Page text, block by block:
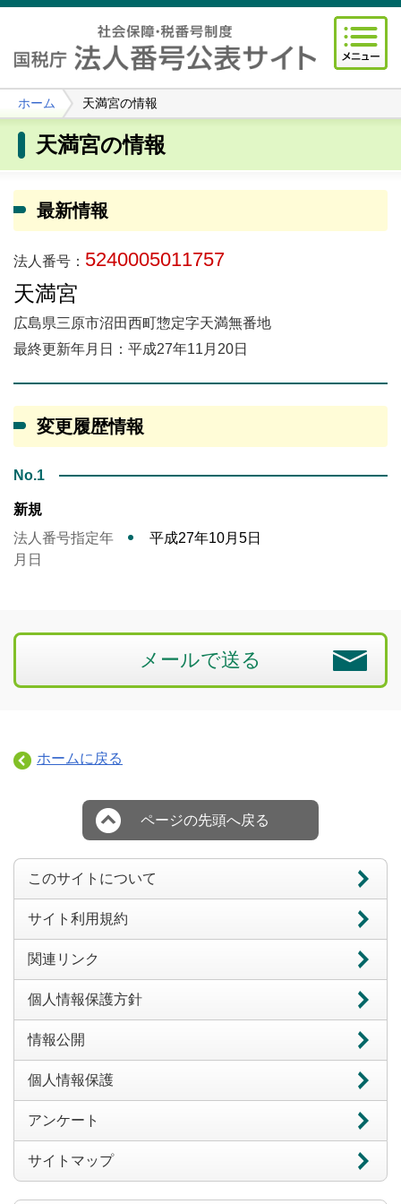
ホーム 天満宮の情報
天満宮の情報
最新情報
法人番号： 5240005011757
天満宮
広島県三原市沼田西町惣定字天満無番地
最終更新年月日：平成27年11月20日
変更履歴情報
No.1
新規
法人番号指定年
月日
平成27年10月5日
メールで送る
ホームに戻る
ページの先頭へ戻る
このサイトについて
サイト利用規約
関連リンク
個人情報保護方針
情報公開
個人情報保護
アンケート
サイトマップ